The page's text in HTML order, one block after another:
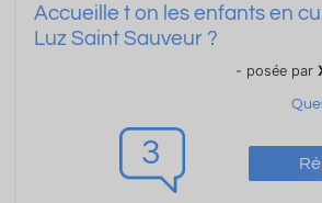
3
Accueille t on les enfants en
Luz Saint Sauveur ?
- posée par